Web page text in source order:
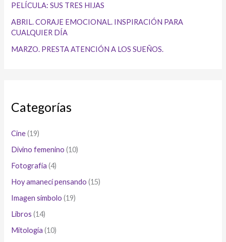
PELÍCULA: SUS TRES HIJAS
ABRIL. CORAJE EMOCIONAL. INSPIRACIÓN PARA
CUALQUIER DÍA
MARZO. PRESTA ATENCIÓN A LOS SUEÑOS.
Categorías
Cine(19)
Divino femenino (10)
Fotografía (4)
Hoy amanecí pensando (15)
Imagen símbolo (19)
Libros (14)
Mitología (10)